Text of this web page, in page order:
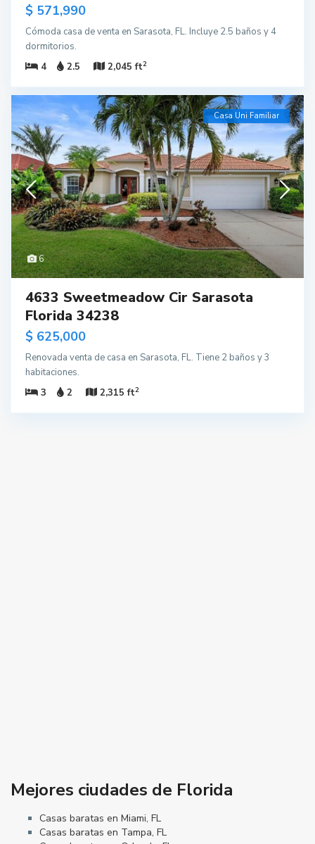
$ 571,990
Cómoda casa de venta en Sarasota, FL. Incluye 2.5 baños y 4
dormitorios.
4
2.5 2,045 ft2
6
Casa Uni Familiar
4633 Sweetmeadow Cir Sarasota
Florida 34238
$ 625,000
Renovada venta de casa en Sarasota, FL. Tiene 2 baños y 3
habitaciones.
3
2 2,315 ft2
Mejores ciudades de Florida
Casas baratas en Miami, FL
Casas baratas en Tampa, FL